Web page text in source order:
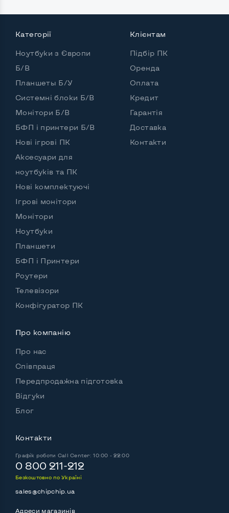
Категорії
Ноутбуки з Європи
Б/В
Планшеты Б/У
Системні блоки Б/В
Монітори Б/В
БФП і принтери Б/В
Нові ігрові ПК
Аксесуари для
ноутбуків та ПК
Нові комплектуючі
Ігрові монітори
Монітори
Ноутбуки
Планшети
БФП і Принтери
Роутери
Телевізори
Конфігуратор ПК
Клієнтам
Підбір ПК
Оренда
Оплата
Кредит
Гарантія
Доставка
Контакти
Про компанію
Про нас
Співпраця
Передпродажна підготовка
Відгуки
Блог
Контакти
Графік роботи Call Center: 10:00 - 22:00
0 800 211-212
Безкоштовно по Україні
sales@chipchip.ua
Адреси магазинів